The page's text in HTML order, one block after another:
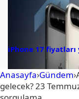
iPhone 17 fiyatları
Anasayfa›Gündem›
gelecek? 23